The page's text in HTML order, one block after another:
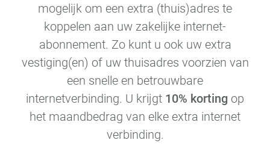
mogelijk om een extra (thuis)adres te
koppelen aan uw zakelijke internet-
abonnement. Zo kunt u ook uw extra
vestiging(en) of uw thuisadres voorzien van
een snelle en betrouwbare
internetverbinding. U krijgt 10% korting op
het maandbedrag van elke extra internet
verbinding.